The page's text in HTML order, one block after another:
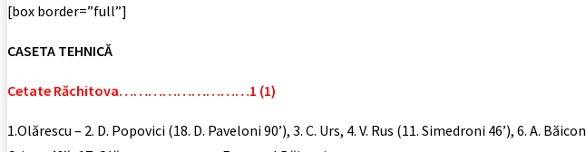
[box border=”full”]
CASETA TEHNICĂ
Cetate Răchitova………………………1 (1)
1.Olărescu – 2. D. Popovici (18. D. Paveloni 90’), 3. C. Urs, 4. V. Rus (11. Simedroni 46’), 6. A.